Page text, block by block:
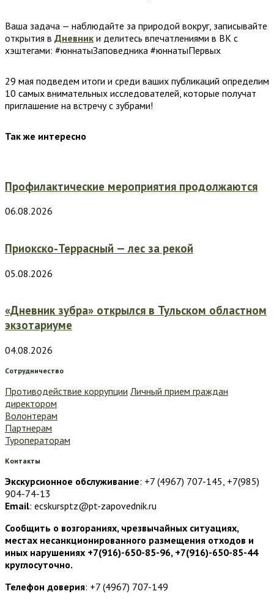
Ваша задача — наблюдайте за природой вокруг, записывайте
открытия в Дневник и делитесь впечатлениями в ВК с
хэштегами: #юннатыЗаповедника #юннатыПервых
29 мая подведем итоги и среди ваших публикаций определим
10 самых внимательных исследователей, которые получат
приглашение на встречу с зубрами!
Так же интересно
Профилактические мероприятия продолжаются
06.08.2026
Приокско-Террасный — лес за рекой
05.08.2026
«Дневник зубра» открылся в Тульском областном
экзотариуме
04.08.2026
Сотрудничество
Противодействие коррупции Личный прием граждан
директором
Волонтерам
Партнерам
Туроператорам
Контакты
Экскурсионное обслуживание: +7 (4967) 707-145, +7(985)
904-74-13
Email: ecskursptz@pt-zapovednik.ru
Сообщить о возгораниях, чрезвычайных ситуациях,
местах несанкционированного размещения отходов и
иных нарушениях +7(916)-650-85-96, +7(916)-650-85-44
круглосуточно.
Телефон доверия: +7 (4967) 707-149